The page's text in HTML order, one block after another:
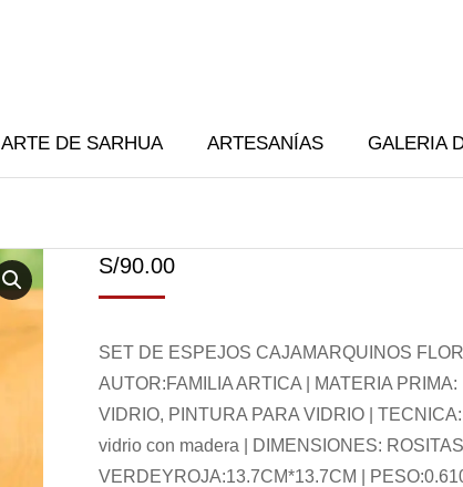
ARTE DE SARHUA ARTESANÍAS GALERIA
S/90.00
SET DE ESPEJOS CAJAMARQUINOS
AUTOR:FAMILIA ARTICA | MATERIA
VIDRIO, PINTURA PARA VIDRIO |
vidrio con madera | DIMENSIONES: ROSITAS
VERDEYROJA:13.7CM*13.7CM |